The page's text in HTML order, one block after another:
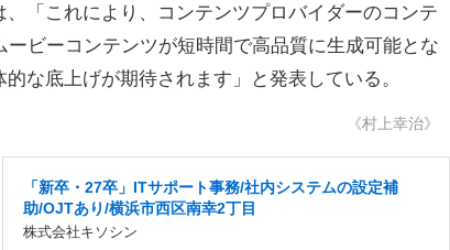
「これにより、コンテンツプロバイダーのコンテ
ビーコンテンツが短時間で高品質に生成可能とな
な底上げが期待されます」と発表している。
《村上幸治》
「新卒・27卒」ITサポート事務/社内システムの設定補
助/OJTあり/横浜市西区南幸2丁目
株式会社キソシン